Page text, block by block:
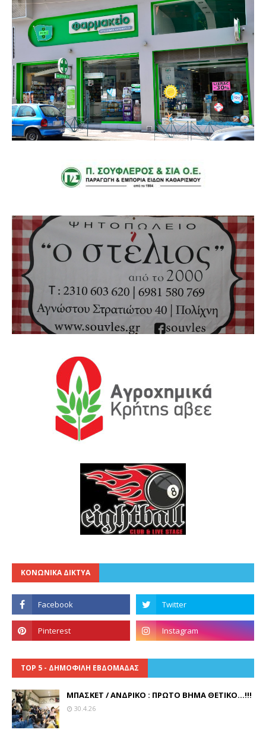
ΚΟΝΩΝΙΚΑ ΔΙΚΤΥΑ
TOP 5 - ΔΗΜΟΦΙΛΗ ΕΒΔΟΜΑΔΑΣ
ΜΠΑΣΚΕΤ / ΑΝΔΡΙΚΟ : ΠΡΩΤΟ ΒΗΜΑ ΘΕΤΙΚΟ...!!!
30.4.26